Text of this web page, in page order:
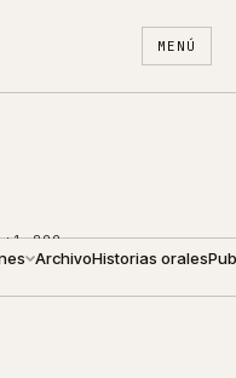
MENÚ
+1 809
688
ES EN
ArchivoHistorias orales